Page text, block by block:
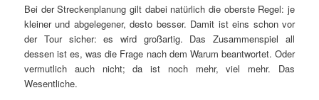
Bei der Streckenplanung gilt dabei natürlich die oberste Regel: je
kleiner und abgelegener, desto besser. Damit ist eins schon vor
der Tour sicher: es wird großartig. Das Zusammenspiel all
dessen ist es, was die Frage nach dem Warum beantwortet. Oder
vermutlich auch nicht; da ist noch mehr, viel mehr. Das
Wesentliche.